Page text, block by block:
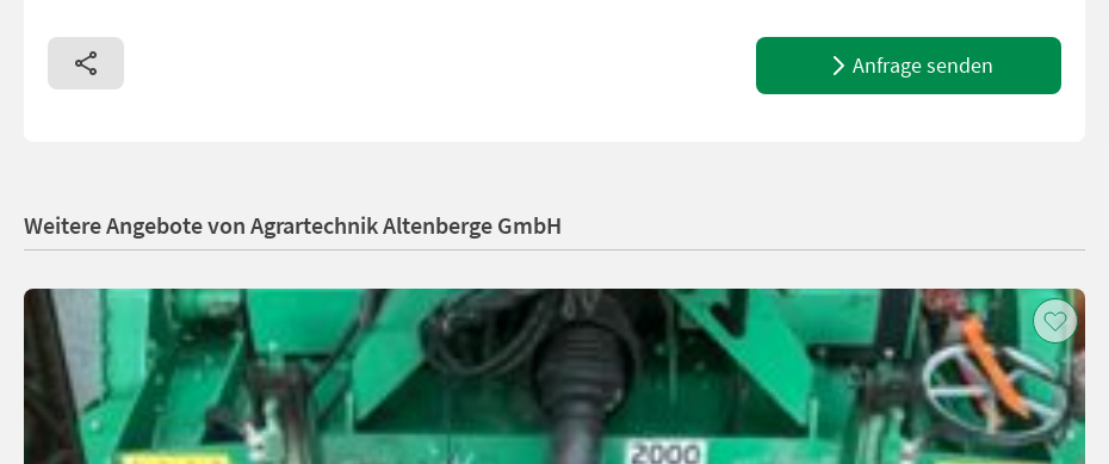
Anfrage senden
Weitere Angebote von Agrartechnik Altenberge GmbH